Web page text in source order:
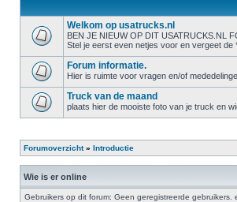
Welkom op usatrucks.nl
BEN JE NIEUW OP DIT USATRUCKS.NL
Stel je eerst even netjes voor en vergeet de
Forum informatie.
Hier is ruimte voor vragen en/of
Truck van de maand
plaats hier de mooiste foto van je truck en
Forumoverzicht» Introductie
Wie is er online
Gebruikers op dit forum: Geen geregistreerde gebruikers.